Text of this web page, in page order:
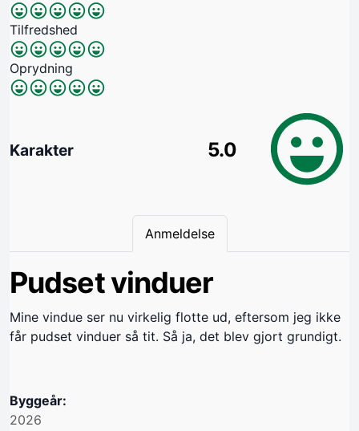
Tilfredshed
Oprydning
Karakter 5.0
Anmeldelse
Pudset vinduer
Mine vindue ser nu virkelig flotte ud, eftersom jeg ikke
får pudset vinduer så tit. Så ja, det blev gjort grundigt.
Byggeår:
2026